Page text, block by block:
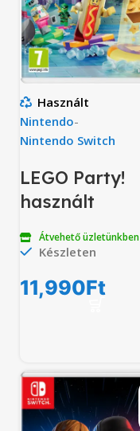
Használt
Nintendo-
Nintendo Switch
LEGO Party!
használt
Átvehető üzletünkben
Készleten
11,990Ft